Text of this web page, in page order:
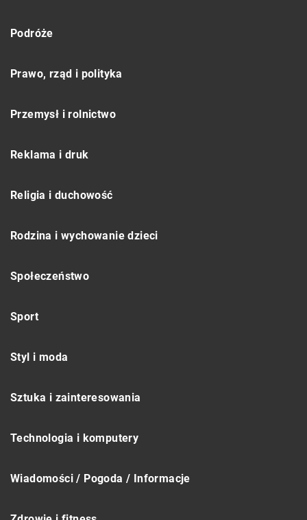
Podróże
Prawo, rząd i polityka
Przemysł i rolnictwo
Reklama i druk
Religia i duchowość
Rodzina i wychowanie dzieci
Społeczeństwo
Sport
Styl i moda
Sztuka i zainteresowania
Technologia i komputery
Wiadomości / Pogoda / Informacje